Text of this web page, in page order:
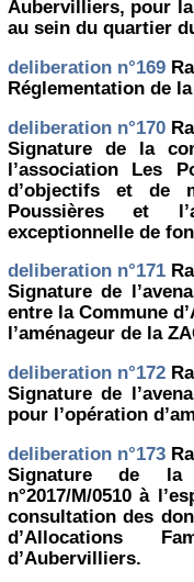
Aubervilliers, pour
au sein du quartier
deliberation n°169
Réglementation de
deliberation n°170
Signature de la
l’association Les
d’objectifs et de
Poussières et
exceptionnelle de
deliberation n°171
Signature de
entre la Commune
l’aménageur de la
deliberation n°172
Signature de
pour l’opération
deliberation n°173
Signature de la
n°2017/M/0510 à
consultation des
d’Allocations
d’Aubervilliers.